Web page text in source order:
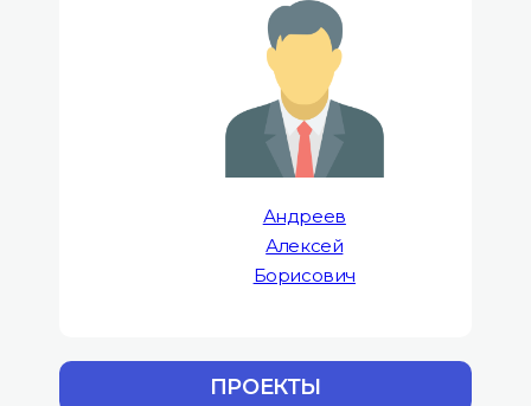
Андреев
Алексей
Борисович
ПРОЕКТЫ